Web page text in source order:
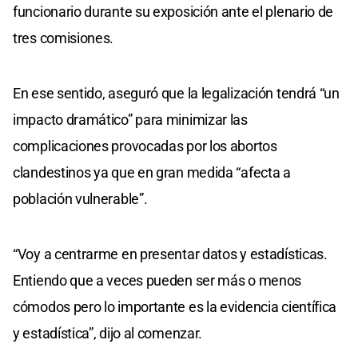
funcionario durante su exposición ante el plenario de
tres comisiones.
En ese sentido, aseguró que la legalización tendrá “un
impacto dramático” para minimizar las
complicaciones provocadas por los abortos
clandestinos ya que en gran medida “afecta a
población vulnerable”.
“Voy a centrarme en presentar datos y estadísticas.
Entiendo que a veces pueden ser más o menos
cómodos pero lo importante es la evidencia científica
y estadística”, dijo al comenzar.